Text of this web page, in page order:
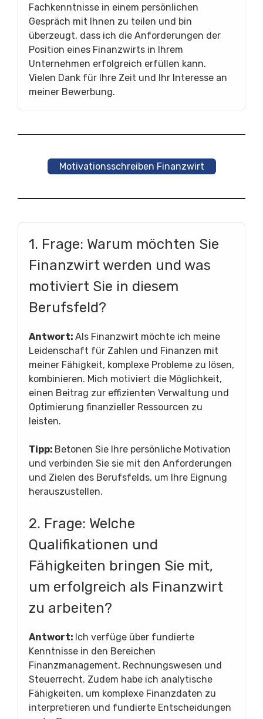
Fachkenntnisse in einem persönlichen
Gespräch mit Ihnen zu teilen und bin
überzeugt, dass ich die Anforderungen der
Position eines Finanzwirts in Ihrem
Unternehmen erfolgreich erfüllen kann.
Vielen Dank für Ihre Zeit und Ihr Interesse an
meiner Bewerbung.
Motivationsschreiben Finanzwirt
1. Frage: Warum möchten Sie
Finanzwirt werden und was
motiviert Sie in diesem
Berufsfeld?
Antwort: Als Finanzwirt möchte ich meine
Leidenschaft für Zahlen und Finanzen mit
meiner Fähigkeit, komplexe Probleme zu lösen,
kombinieren. Mich motiviert die Möglichkeit,
einen Beitrag zur effizienten Verwaltung und
Optimierung finanzieller Ressourcen zu
leisten.
Tipp: Betonen Sie Ihre persönliche Motivation
und verbinden Sie sie mit den Anforderungen
und Zielen des Berufsfelds, um Ihre Eignung
herauszustellen.
2. Frage: Welche
Qualifikationen und
Fähigkeiten bringen Sie mit,
um erfolgreich als Finanzwirt
zu arbeiten?
Antwort: Ich verfüge über fundierte
Kenntnisse in den Bereichen
Finanzmanagement, Rechnungswesen und
Steuerrecht. Zudem habe ich analytische
Fähigkeiten, um komplexe Finanzdaten zu
interpretieren und fundierte Entscheidungen